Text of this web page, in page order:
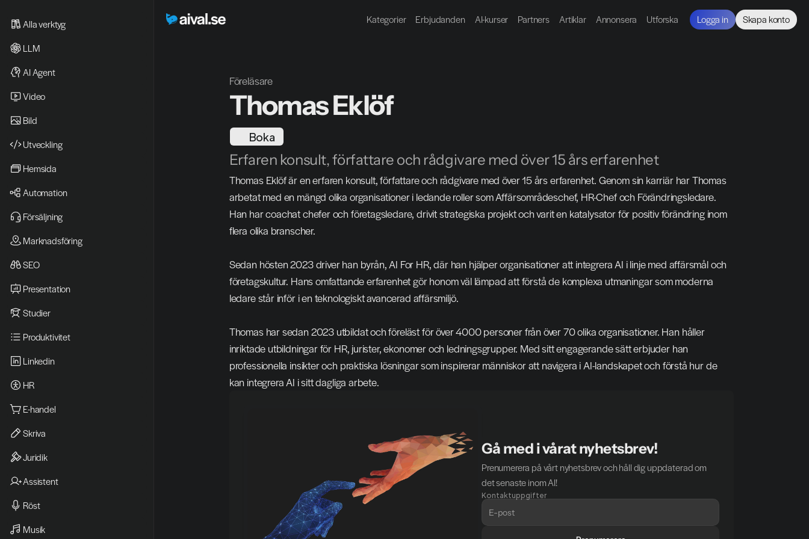
Kategorier Erbjudanden AI-kurser Partners Artiklar Annonsera Utforska Logga in Skapa konto
Föreläsare
Thomas Eklöf
Boka
Erfaren konsult, författare och rådgivare med över 15 års erfarenhet
Thomas Eklöf är en erfaren konsult, författare och rådgivare med över 15 års erfarenhet. Genom sin karriär har Thomas
arbetat med en mängd olika organisationer i ledande roller som Affärsområdeschef, HR-Chef och Förändringsledare.
Han har coachat chefer och företagsledare, drivit strategiska projekt och varit en katalysator för positiv förändring inom
flera olika branscher.
Sedan hösten 2023 driver han byrån, AI For HR, där han hjälper organisationer att integrera AI i linje med affärsmål och
företagskultur. Hans omfattande erfarenhet gör honom väl lämpad att förstå de komplexa utmaningar som moderna
ledare står inför i en teknologiskt avancerad affärsmiljö.
Thomas har sedan 2023 utbildat och föreläst för över 4000 personer från över 70 olika organisationer. Han håller
inriktade utbildningar för HR, jurister, ekonomer och ledningsgrupper. Med sitt engagerande sätt erbjuder han
professionella insikter och praktiska lösningar som inspirerar människor att navigera i AI-landskapet och förstå hur de
kan integrera AI i sitt dagliga arbete.
Gå med i vårat nyhetsbrev!
Prenumerera på vårt nyhetsbrev och håll dig uppdaterad om
det senaste inom AI!
Kontaktuppgifter
Alla verktyg
LLM
AI Agent
Video
Bild
Utveckling
Hemsida
Automation
Försäljning
Marknadsföring
SEO
Presentation
Studier
Produktivitet
Linkedin
HR
E-handel
Skriva
Juridik
Assistent
Röst
Musik